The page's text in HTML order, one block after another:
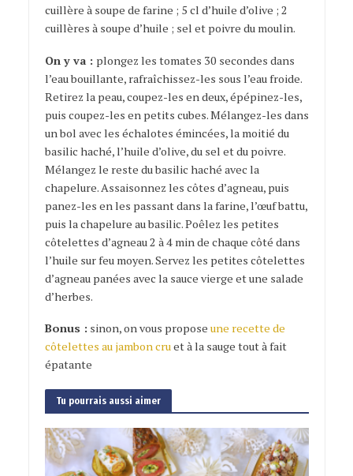
cuillère à soupe de farine ; 5 cl d’huile d’olive ; 2
cuillères à soupe d’huile ; sel et poivre du moulin.
On y va : plongez les tomates 30 secondes dans
l’eau bouillante, rafraîchissez-les sous l’eau froide.
Retirez la peau, coupez-les en deux, épépinez-les,
puis coupez-les en petits cubes. Mélangez-les dans
un bol avec les échalotes émincées, la moitié du
basilic haché, l’huile d’olive, du sel et du poivre.
Mélangez le reste du basilic haché avec la
chapelure. Assaisonnez les côtes d’agneau, puis
panez-les en les passant dans la farine, l’œuf battu,
puis la chapelure au basilic. Poêlez les petites
côtelettes d’agneau 2 à 4 min de chaque côté dans
l’huile sur feu moyen. Servez les petites côtelettes
d’agneau panées avec la sauce vierge et une salade
d’herbes.
Bonus : sinon, on vous propose une recette de
côtelettes au jambon cruet à la sauge tout à fait
épatante
Tu pourrais aussi aimer